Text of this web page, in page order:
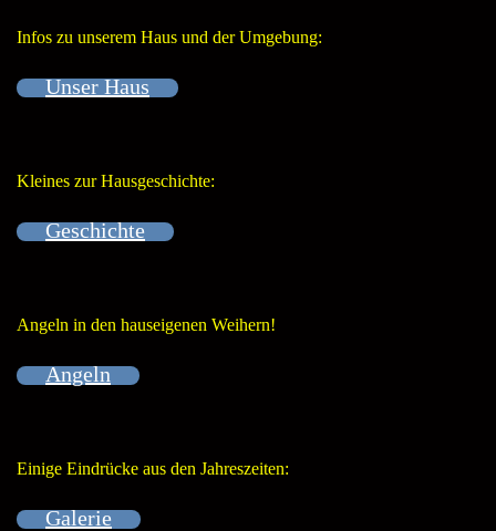
Infos zu unserem Haus und der Umgebung:
Unser Haus
Kleines zur Hausgeschichte:
Geschichte
Angeln in den hauseigenen Weihern!
Angeln
Einige Eindrücke aus den Jahreszeiten:
Galerie